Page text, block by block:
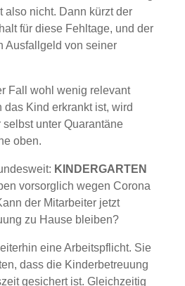
also nicht. Dann kürzt der
für diese Fehltage, und der
Ausfallgeld von seiner
Fall wohl wenig relevant
Kind erkrankt ist, wird
unter Quarantäne
oben.
KINDERGARTEN
vorsorglich wegen Corona
der Mitarbeiter jetzt
zu Hause bleiben?
eine Arbeitspflicht. Sie
dass die Kinderbetreuung
gesichert ist. Gleichzeitig